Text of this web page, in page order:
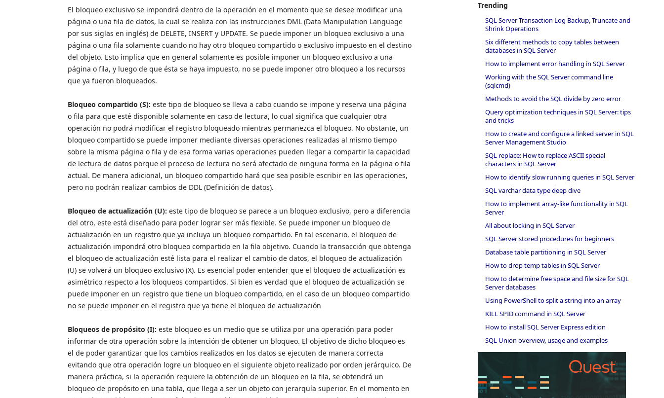
El bloqueo exclusivo se impondrá dentro de la operación en el momento que se desee modificar una
página o una fila de datos, la cual se realiza con las instrucciones DML (Data Manipulation Language
por sus siglas en inglés) de DELETE, INSERT y UPDATE. Se puede imponer un bloqueo exclusivo a una
página o una fila solamente cuando no hay otro bloqueo compartido o exclusivo impuesto en el destino
del objeto. Esto implica que en general solamente es posible imponer un bloqueo exclusivo a una
página o fila, y luego de que ésta se haya impuesto, no se puede imponer otro bloqueo a los recursos
que ya fueron bloqueados.
Bloqueo compartido (S): este tipo de bloqueo se lleva a cabo cuando se impone y reserva una página
o fila para que esté disponible solamente en caso de lectura, lo cual significa que cualquier otra
operación no podrá modificar el registro bloqueado mientras permanezca el bloqueo. No obstante, un
bloqueo compartido se puede imponer mediante diversas operaciones realizadas al mismo tiempo
sobre la misma página o fila y de esa forma varias operaciones pueden llegar a compartir la capacidad
de lectura de datos porque el proceso de lectura no será afectado de ninguna forma en la página o fila
actual. De manera adicional, un bloqueo compartido hará que sea posible escribir en las operaciones,
pero no podrán realizar cambios de DDL (Definición de datos).
Bloqueo de actualización (U): este tipo de bloqueo se parece a un bloqueo exclusivo, pero a diferencia
del otro, este está diseñado para poder lograr ser más flexible. Se puede imponer un bloqueo de
actualización en un registro que ya incluya un bloqueo compartido. En tal escenario, el bloqueo de
actualización impondrá otro bloqueo compartido en la fila objetivo. Cuando la transacción que obtenga
el bloqueo de actualización esté lista para el realizar el cambio de datos, el bloqueo de actualización
(U) se volverá un bloqueo exclusivo (X). Es esencial poder entender que el bloqueo de actualización es
asimétrico respecto a los bloqueos compartidos. Si bien es verdad que el bloqueo de actualización se
puede imponer en un registro que tiene un bloqueo compartido, en el caso de un bloqueo compartido
no se puede imponer en el registro que ya tiene el bloqueo de actualización
Bloqueos de propósito (I): este bloqueo es un medio que se utiliza por una operación para poder
informar de otra operación sobre la intención de obtener un bloqueo. El objetivo de dicho bloqueo es
el de poder garantizar que los cambios realizados en los datos se ejecuten de manera correcta
evitando que otra operación logre un bloqueo en el siguiente objeto realizado por orden jerárquico. De
manera práctica, si la operación requiere la obtención de un bloqueo en la fila, se obtendrá un
bloqueo de propósito en una tabla, que llega a ser un objeto con jerarquía superior. En el momento en
Trending
SQL Server Transaction Log Backup, Truncate and
Shrink Operations
Six different methods to copy tables between
databases in SQL Server
How to implement error handling in SQL Server
Working with the SQL Server command line
(sqlcmd)
Methods to avoid the SQL divide by zero error
Query optimization techniques in SQL Server: tips
and tricks
How to create and configure a linked server in SQL
Server Management Studio
SQL replace: How to replace ASCII special
characters in SQL Server
How to identify slow running queries in SQL Server
SQL varchar data type deep dive
How to implement array-like functionality in SQL
Server
All about locking in SQL Server
SQL Server stored procedures for beginners
Database table partitioning in SQL Server
How to drop temp tables in SQL Server
How to determine free space and file size for SQL
Server databases
Using PowerShell to split a string into an array
KILL SPID command in SQL Server
How to install SQL Server Express edition
SQL Union overview, usage and examples